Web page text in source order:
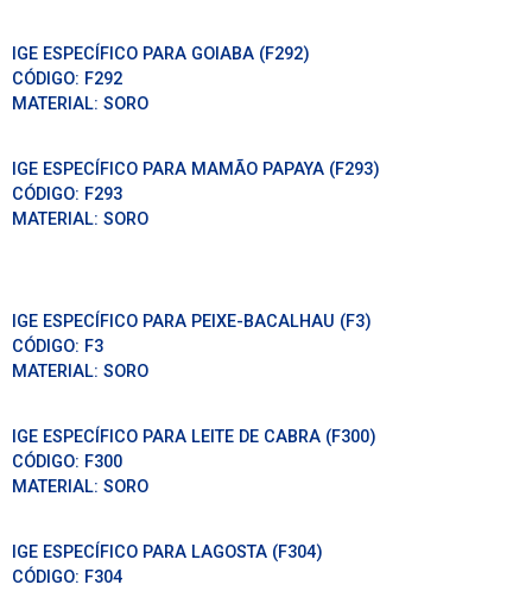
IGE ESPECÍFICO PARA GOIABA (F292)
CÓDIGO: F292
MATERIAL: SORO
IGE ESPECÍFICO PARA MAMÃO PAPAYA (F293)
CÓDIGO: F293
MATERIAL: SORO
IGE ESPECÍFICO PARA PEIXE-BACALHAU (F3)
CÓDIGO: F3
MATERIAL: SORO
IGE ESPECÍFICO PARA LEITE DE CABRA (F300)
CÓDIGO: F300
MATERIAL: SORO
IGE ESPECÍFICO PARA LAGOSTA (F304)
CÓDIGO: F304